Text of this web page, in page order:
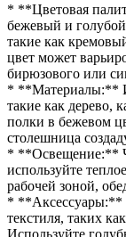
* **Цветовая
бежевый и
такие как
цвет может
бирюзового или
* **Материалы:**
такие как дерево,
полки в бежевом
столешница
* **Освещение:**
используйте
рабочей зоной,
* **Аксессуары:**
текстиля, таких
Используйте